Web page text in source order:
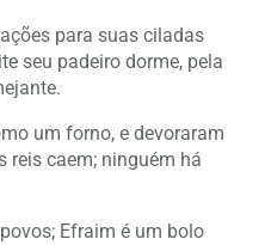
para suas ciladas
seu padeiro dorme, pela
um forno, e devoraram
reis caem; ninguém há
Efraim é um bolo